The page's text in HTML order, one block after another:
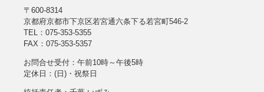
〒600-8314
京都府京都市下京区若宮通六条下る若宮町546-2
TEL：075-353-5355
FAX：075-353-5357
お問合せ受付：午前10時～午後5時
定休日：(日)・祝祭日